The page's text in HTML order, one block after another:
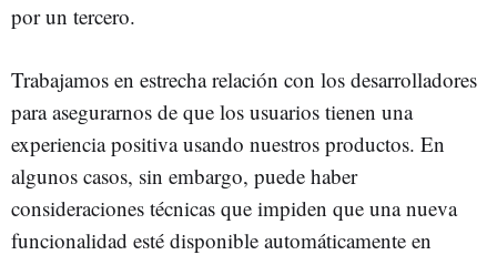
por un tercero.
Trabajamos en estrecha relación con los desarrolladores
para asegurarnos de que los usuarios tienen una
experiencia positiva usando nuestros productos. En
algunos casos, sin embargo, puede haber
consideraciones técnicas que impiden que una nueva
funcionalidad esté disponible automáticamente en